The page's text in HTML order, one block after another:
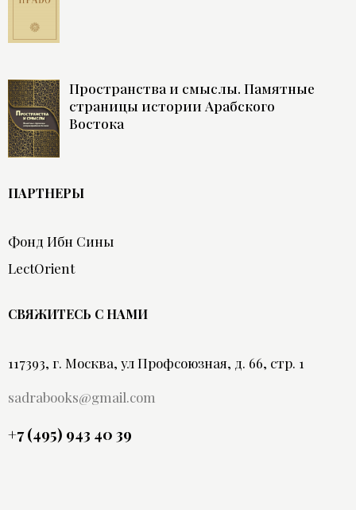
Пространства и смыслы. Памятные
страницы истории Арабского
Востока
ПАРТНЕРЫ
Фонд Ибн Сины
LectOrient
СВЯЖИТЕСЬ С НАМИ
117393, г. Москва, ул Профсоюзная, д. 66, стр. 1
sadrabooks@gmail.com
+7 (495) 943 40 39